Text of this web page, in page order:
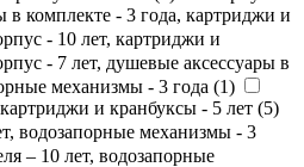
в комплекте - 3 года, картриджи и
- 10 лет, картриджи и
- 7 лет, душевые аксессуары в
механизмы - 3 года (1)
и кранбуксы - 5 лет (5)
водозапорные механизмы - 3
– 10 лет, водозапорные